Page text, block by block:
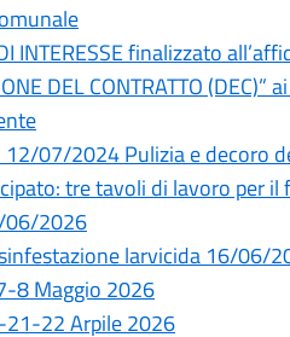
INTERESSE finalizzato
DEL CONTRATTO
07/2024 Pulizia e decoro
tre tavoli di lavoro per
06/2026
larvicida 16/06/
8 Maggio 2026
22 Arpile 2026